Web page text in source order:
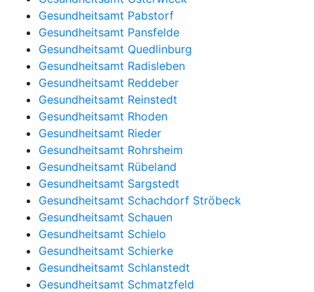
Gesundheitsamt Pabstorf
Gesundheitsamt Pansfelde
Gesundheitsamt Quedlinburg
Gesundheitsamt Radisleben
Gesundheitsamt Reddeber
Gesundheitsamt Reinstedt
Gesundheitsamt Rhoden
Gesundheitsamt Rieder
Gesundheitsamt Rohrsheim
Gesundheitsamt Rübeland
Gesundheitsamt Sargstedt
Gesundheitsamt Schachdorf Ströbeck
Gesundheitsamt Schauen
Gesundheitsamt Schielo
Gesundheitsamt Schierke
Gesundheitsamt Schlanstedt
Gesundheitsamt Schmatzfeld